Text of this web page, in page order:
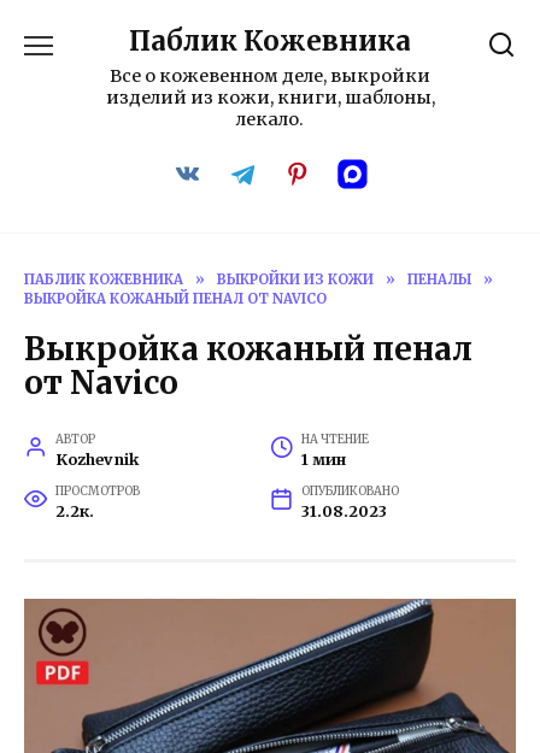
содержанию
Паблик Кожевника
Все о кожевенном деле, выкройки
изделий из кожи, книги, шаблоны,
лекало.
ПАБЛИК КОЖЕВНИКА » ВЫКРОЙКИ ИЗ КОЖИ » ПЕНАЛЫ
»
ВЫКРОЙКА КОЖАНЫЙ ПЕНАЛ ОТ NAVICO
Выкройка кожаный пенал
от Navico
АВТОР
Kozhevnik
НА ЧТЕНИЕ
1 мин
ПРОСМОТРОВ
2.2к.
ОПУБЛИКОВАНО
31.08.2023